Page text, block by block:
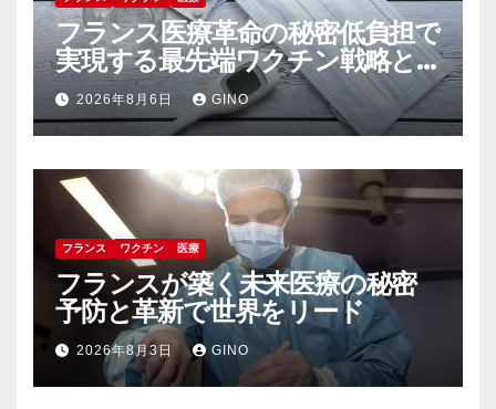
フランス医療革命の秘密低負担で
実現する最先端ワクチン戦略と
未来予防医学
2026年8月6日 GINO
フランス ワクチン 医療
フランスが築く未来医療の秘密
予防と革新で世界をリード
2026年8月3日 GINO